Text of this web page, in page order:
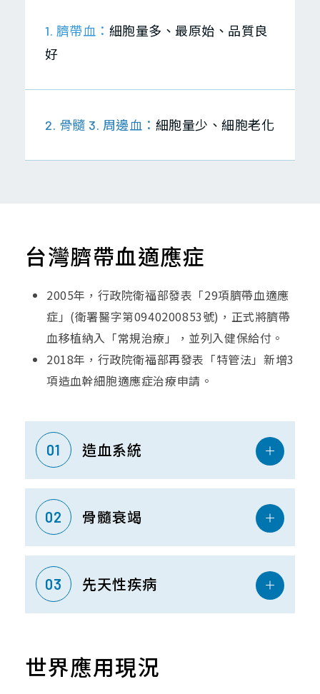
1. 臍帶血： 細胞量多、最原始、品質良
好
2. 骨髓 3. 周邊血： 細胞量少、細胞老化
台灣臍帶血適應症
2005年，行政院衛福部發表「29項臍帶血適應
症」(衛署醫字第0940200853號)，正式將臍帶
血移植納入「常規治療」，並列入健保給付。
2018年，行政院衛福部再發表「特管法」新增3
項造血幹細胞適應症治療申請。
01 造血系統
02 骨髓衰竭
03 先天性疾病
世界應用現況